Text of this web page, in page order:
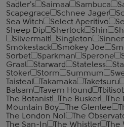
Sadler's
Saimaa Sambuca
Scapegrace
Schnee Jager
Sea Witch
Select Aperitivo
Sheep Dip
Sherlock Shin
Silvermalt
Singleton Sinner
Smokestack
Smokey Joe
Sorbet
Sparkman Sperone
Graal
Starward Stateless
Stoker
Storm Summum
Taisteal
Takamaka Taketsuru
Balsam
Tavern Hound
The Botanist
The Busker
Mountain Boy
The Glenlee
The London №1
The
The San-In
The Whistler